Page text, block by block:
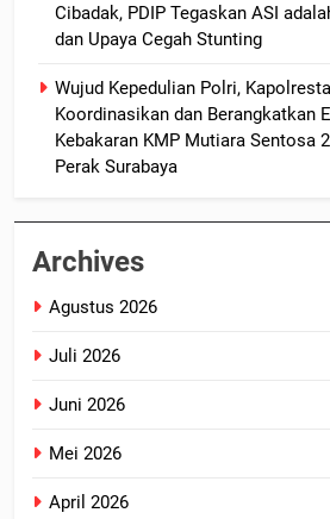
Cibadak, PDIP Tegaskan ASI
dan Upaya Cegah Stunting
Wujud Kepedulian Polri,
Koordinasikan dan Berangkatkan
Kebakaran KMP Mutiara Sentosa
Perak Surabaya
Archives
Agustus 2026
Juli 2026
Juni 2026
Mei 2026
April 2026